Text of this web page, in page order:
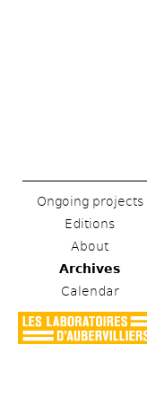
Ongoing projects
Editions
About
Archives
Calendar